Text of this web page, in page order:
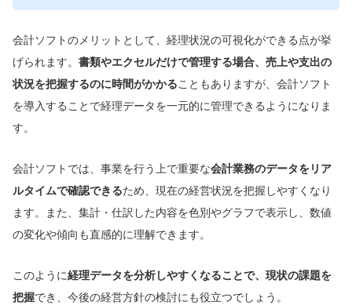
会計ソフトのメリットとして、経理状況の可視化ができる点が挙
げられます。 書類やエクセルだけで管理する場合、売上や支出の
状況を把握するのに時間がかかることもありますが、会計ソフト
を導入することで経理データを一元的に管理できるようになりま
す。
会計ソフトでは、事業を行う上で重要な会計業務のデータをリア
ルタイムで確認できるため、現在の経営状況を把握しやすくなり
ます。また、集計・仕訳した内容を色別やグラフで表示し、数値
の変化や傾向も直感的に理解できます。
このように経理データを分析しやすくなることで、現状の課題を
把握でき、今後の経営方針の検討にも役立つでしょう。